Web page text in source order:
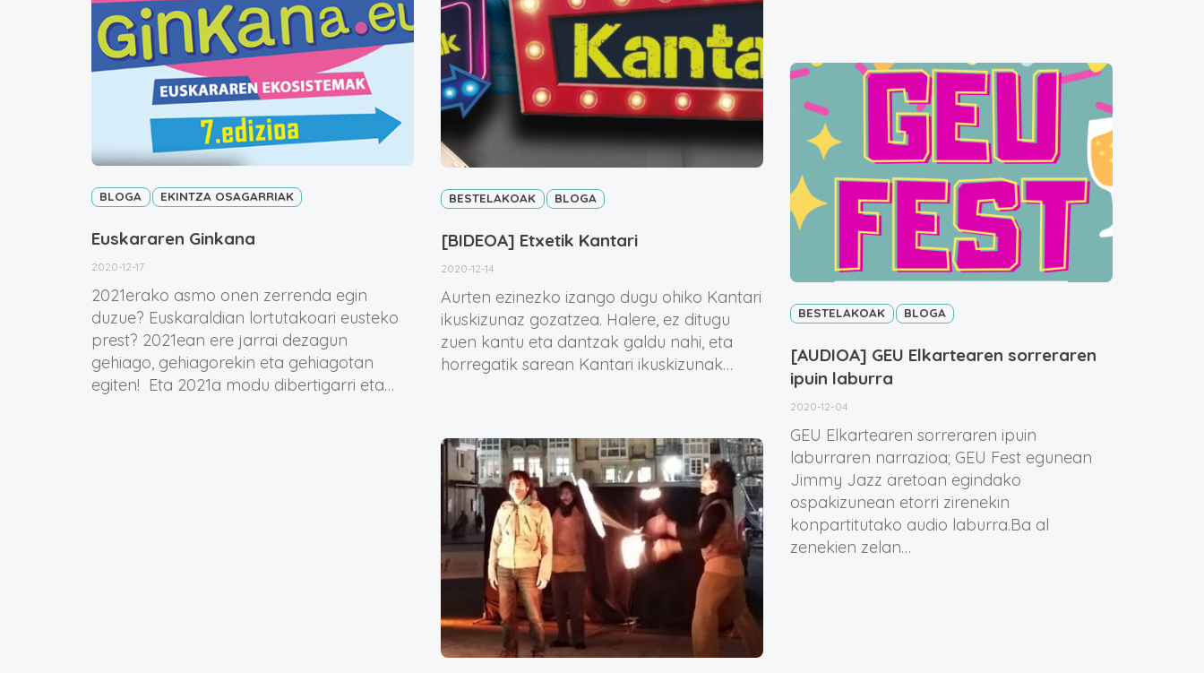
BLOGA EKINTZA OSAGARRIAK
Euskararen Ginkana
2020-12-17
2021erako asmo onen zerrenda egin
duzue? Euskaraldian lortutakoari eusteko
prest? 2021ean ere jarrai dezagun
gehiago, gehiagorekin eta gehiagotan
egiten! Eta 2021a modu dibertigarri eta…
BESTELAKOAK BLOGA
[BIDEOA] Etxetik Kantari
2020-12-14
Aurten ezinezko izango dugu ohiko Kantari
ikuskizunaz gozatzea. Halere, ez ditugu
zuen kantu eta dantzak galdu nahi, eta
horregatik sarean Kantari ikuskizunak…
BESTELAKOAK BLOGA
[AUDIOA] GEU Elkartearen sorreraren
ipuin laburra
2020-12-04
GEU Elkartearen sorreraren ipuin
laburraren narrazioa; GEU Fest egunean
Jimmy Jazz aretoan egindako
ospakizunean etorri zirenekin
konpartitutako audio laburra.Ba al
zenekien zelan…